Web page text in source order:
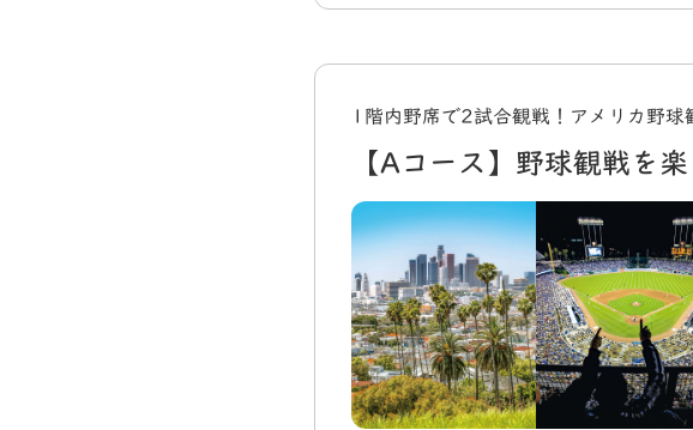
1階内野席で2試合観戦！アメリカ野球
【Aコース】野球観戦を